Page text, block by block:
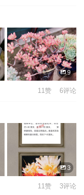
9
11赞 6评论
3
11赞 3评论